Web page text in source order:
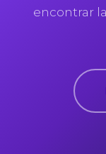
encontrar